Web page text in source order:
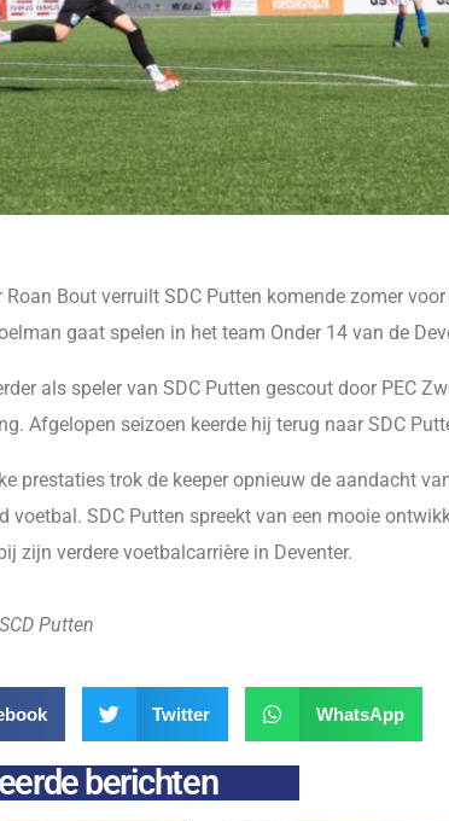
Roan Bout verruilt SDC Putten komende zomer
gaat spelen in het team Onder 14 van de
als speler van SDC Putten gescout door PEC
Afgelopen seizoen keerde hij terug naar SDC
prestaties trok de keeper opnieuw de aandacht
voetbal. SDC Putten spreekt van een mooie
zijn verdere voetbalcarrière in Deventer.
Putten
Twitter WhatsApp
berichten